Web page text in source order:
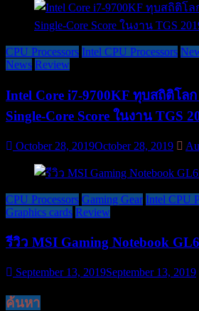
CPU Processors Intel CPU Processors
News Review
Intel Core i7-9700KF ทุบสถิติโลก
Single-Core Score ในงาน TGS
October 28, 2019October 28, 2019
CPU Processors Gaming Gear Intel CPU
Graphics cards Review
รีวิว MSI Gaming Notebook
September 13, 2019September 13, 2019
ค้นหา